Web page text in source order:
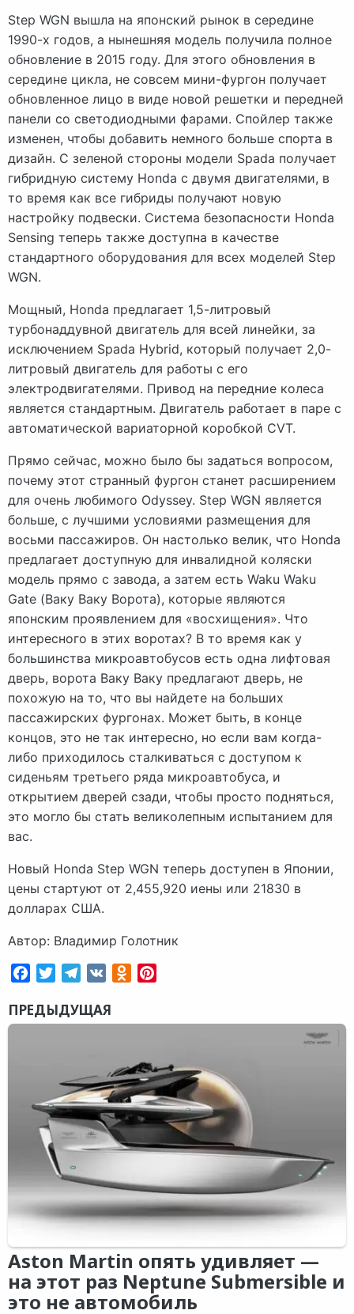
Step WGN вышла на японский рынок в середине
1990-х годов, а нынешняя модель получила полное
обновление в 2015 году. Для этого обновления в
середине цикла, не совсем мини-фургон получает
обновленное лицо в виде новой решетки и передней
панели со светодиодными фарами. Спойлер также
изменен, чтобы добавить немного больше спорта в
дизайн. С зеленой стороны модели Spada получает
гибридную систему Honda с двумя двигателями, в
то время как все гибриды получают новую
настройку подвески. Система безопасности Honda
Sensing теперь также доступна в качестве
стандартного оборудования для всех моделей Step
WGN.
Мощный, Honda предлагает 1,5-литровый
турбонаддувной двигатель для всей линейки, за
исключением Spada Hybrid, который получает 2,0-
литровый двигатель для работы с его
электродвигателями. Привод на передние колеса
является стандартным. Двигатель работает в паре с
автоматической вариаторной коробкой CVT.
Прямо сейчас, можно было бы задаться вопросом,
почему этот странный фургон станет расширением
для очень любимого Odyssey. Step WGN является
больше, с лучшими условиями размещения для
восьми пассажиров. Он настолько велик, что Honda
предлагает доступную для инвалидной коляски
модель прямо с завода, а затем есть Waku Waku
Gate (Ваку Ваку Ворота), которые являются
японским проявлением для «восхищения». Что
интересного в этих воротах? В то время как у
большинства микроавтобусов есть одна лифтовая
дверь, ворота Ваку Ваку предлагают дверь, не
похожую на то, что вы найдете на больших
пассажирских фургонах. Может быть, в конце
концов, это не так интересно, но если вам когда-
либо приходилось сталкиваться с доступом к
сиденьям третьего ряда микроавтобуса, и
открытием дверей сзади, чтобы просто подняться,
это могло бы стать великолепным испытанием для
вас.
Новый Honda Step WGN теперь доступен в Японии,
цены стартуют от 2,455,920 иены или 21830 в
долларах США.
Автор: Владимир Голотник
FacebookTwitterTelegram
VK Odnoklassniki
ПРЕДЫДУЩАЯ
Aston Martin опять удивляет —
на этот раз Neptune Submersible и
это не автомобиль